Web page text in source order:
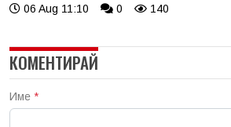
06 Aug 11:10 0 140
КОМЕНТИРАЙ
Име *